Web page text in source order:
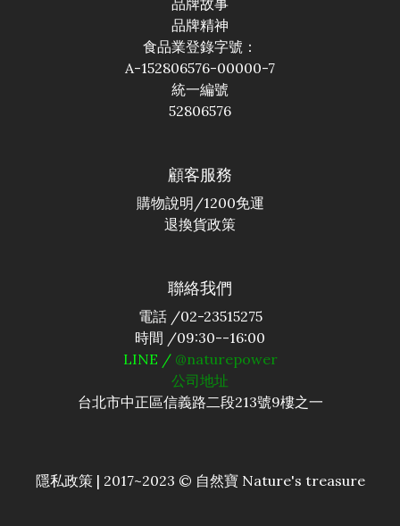
品牌精神
食品業登錄字號：
A-152806576-00000-7
統一編號
52806576
顧客服務
購物說明 /1200免運
退換貨政策
聯絡我們
電話 /02-23515275
時間 /09:30--16:00
LINE / @naturepower
公司地址
台北市中正區信義路二段213號9樓之一
隱私政策 | 2017~2023 © 自然寶 Nature's treasure